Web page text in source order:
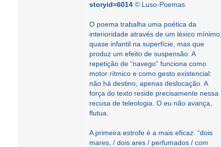
storyid=6014 © Luso-Poemas
O poema trabalha uma poética da
interioridade através de um léxico
quase infantil na superfície, mas que
produz um efeito de suspensão. A
repetição de “navego” funciona como
motor rítmico e como gesto existencial:
não há destino, apenas deslocação. A
força do texto reside precisamente nessa
recusa de teleologia. O eu não avança,
flutua.
A primeira estrofe é a mais eficaz: “dois
mares, / dois ares / perfumados / com